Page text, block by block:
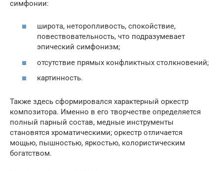
симфонии:
широта, неторопливость, спокойствие,
повествовательность, что подразумевает
эпический симфонизм;
отсутствие прямых конфликтных столкновений;
картинность.
Также здесь сформировался характерный оркестр
композитора. Именно в его творчестве определяется
полный парный состав, медные инструменты
становятся хроматическими; оркестр отличается
мощью, пышностью, яркостью, колористическим
богатством.